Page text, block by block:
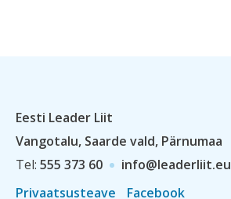
Eesti Leader Liit
Vangotalu, Saarde vald, Pärnumaa
Tel: 555 373 60
info@leaderliit.eu
Privaatsusteave
Facebook